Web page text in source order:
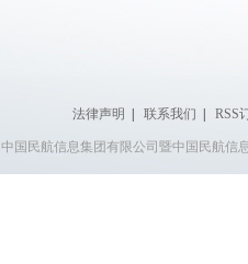
法律声明 联系我们 RSS
中国民航信息集团有限公司暨中国民航信